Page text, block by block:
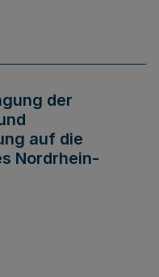
der
auf die
Nordrhein-